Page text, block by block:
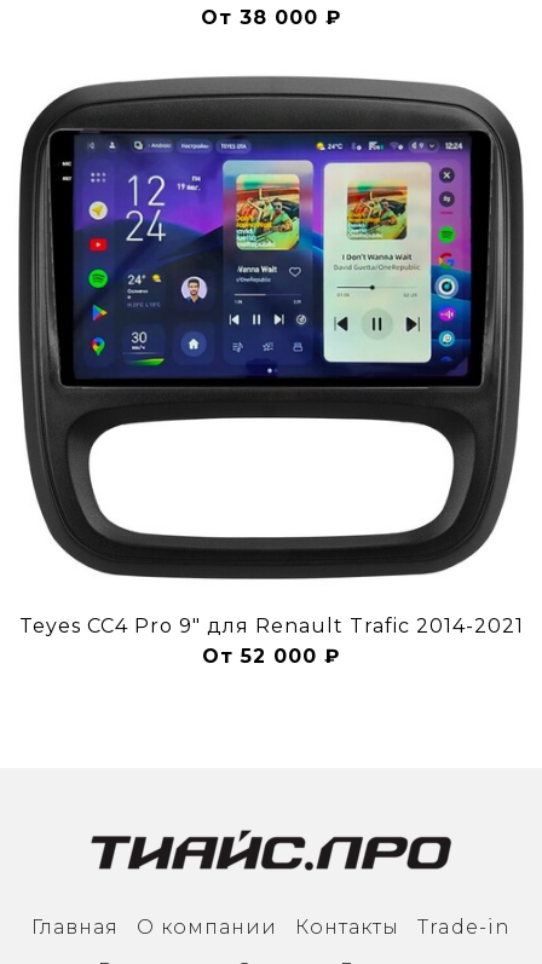
От 38 000 ₽
Teyes CC4 Pro 9" для Renault Trafic 2014-2021
От 52 000 ₽
Главная О компании Контакты
Trade-in